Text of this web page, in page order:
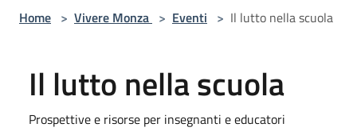
Home > Vivere Monza > Eventi > Il lutto nella scuola
Il lutto nella scuola
Prospettive e risorse per insegnanti e educatori